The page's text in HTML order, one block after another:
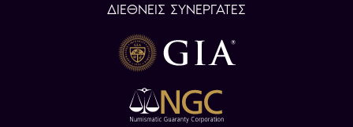
ΔΙΕΘΝΕΙΣ ΣΥΝΕΡΓΑΤΕΣ